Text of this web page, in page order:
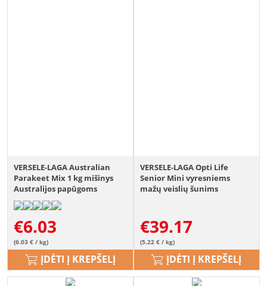
VERSELE-LAGA Australian
Parakeet Mix 1 kg mišinys
Australijos papūgoms
€6.03
(6.03 € / kg)
ĮDĖTI Į KREPŠELĮ
VERSELE-LAGA Opti Life
Senior Mini vyresniems
mažų veislių šunims
€39.17
(5.22 € / kg)
ĮDĖTI Į KREPŠELĮ